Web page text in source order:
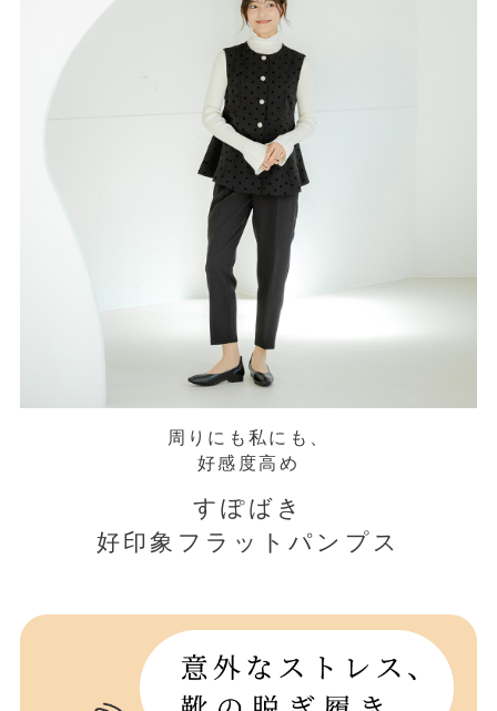
周りにも私にも、
好感度高め
すぽばき
好印象フラットパンプス